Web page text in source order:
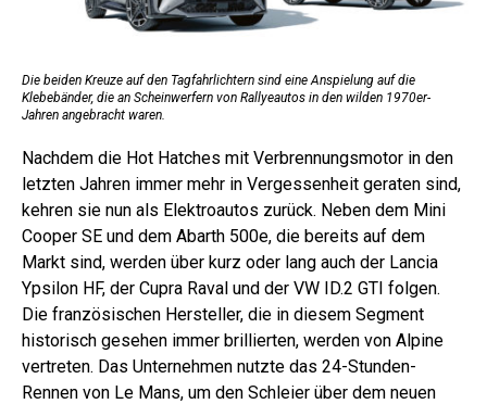
Die beiden Kreuze auf den Tagfahrlichtern sind eine Anspielung auf die
Klebebänder, die an Scheinwerfern von Rallyeautos in den wilden 1970er-
Jahren angebracht waren.
Nachdem die Hot Hatches mit Verbrennungsmotor in den
letzten Jahren immer mehr in Vergessenheit geraten sind,
kehren sie nun als Elektroautos zurück. Neben dem Mini
Cooper SE und dem Abarth 500e, die bereits auf dem
Markt sind, werden über kurz oder lang auch der Lancia
Ypsilon HF, der Cupra Raval und der VW ID.2 GTI folgen.
Die französischen Hersteller, die in diesem Segment
historisch gesehen immer brillierten, werden von Alpine
vertreten. Das Unternehmen nutzte das 24-Stunden-
Rennen von Le Mans, um den Schleier über dem neuen